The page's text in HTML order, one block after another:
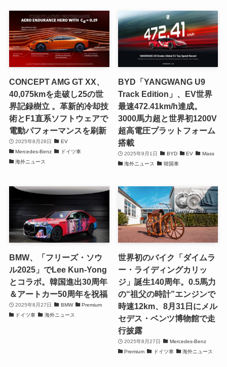
CONCEPT AMG GT XX、
40,075kmを走破し25の世
界記録樹立 。革新的冷却技
術とF1直系ソフトウェアで
電動パフォーマンスを刷新
2025年8月28日
EV
Mercedes-Benz
ドイツ車
海外ニュース
BYD「YANGWANG U9
Track Edition」、EV世界
最速472.41km/h達成。
3000馬力超と世界初1200V
超高電圧プラットフォーム
搭載
2025年9月1日 BYD EV
Mass
海外ニュース
韓国車
BMW、「フリーズ・ソウ
ル2025」でLee Kun-Yong
とコラボ。韓国進出30周年
＆アートカー50周年を祝福
2025年8月27日 BMW
Premium
ドイツ車
海外ニュース
世界初のバイク「ダイムラ
ー・ライディングカリッ
ジ」誕生140周年。0.5馬力
の“祖父の時計”エンジンで
時速12km、8月31日にメル
セデス・ベンツ博物館で走
行披露
2025年8月27日
Mercedes-Benz
Premium
ドイツ車 海外ニュース